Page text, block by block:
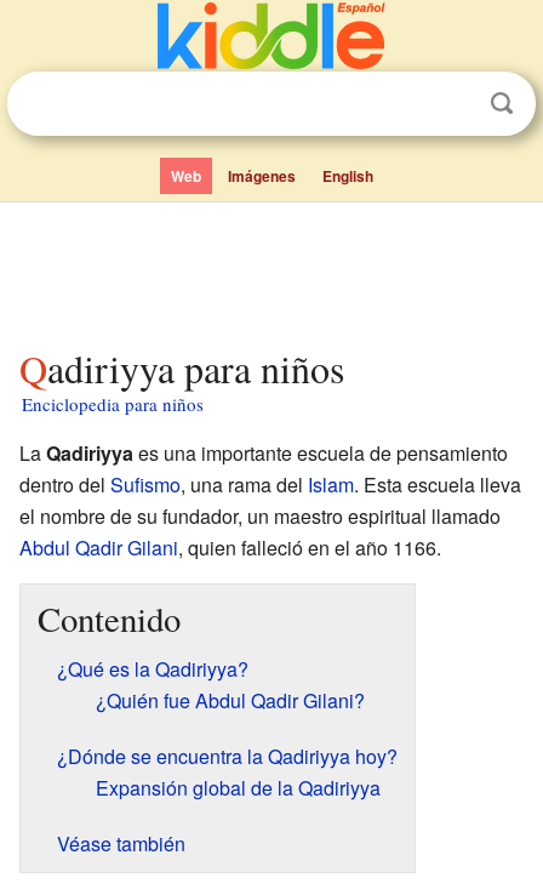
Web Imágenes English
Qadiriyya para niños
Enciclopedia para niños
LaQadiriyyaes una importante escuela de pensamiento
dentro del Sufismo, una rama del Islam. Esta escuela lleva
el nombre de su fundador, un maestro espiritual llamado
Abdul Qadir Gilani, quien falleció en el año 1166.
Contenido
¿Qué es la Qadiriyya?
¿Quién fue Abdul Qadir Gilani?
¿Dónde se encuentra la Qadiriyya hoy?
Expansión global de la Qadiriyya
Véase también